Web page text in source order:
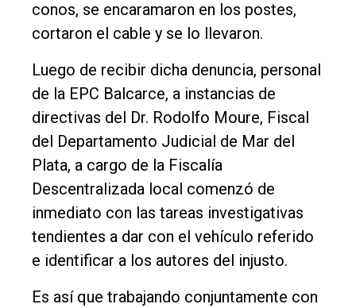
conos, se encaramaron en los postes,
cortaron el cable y se lo llevaron.
Luego de recibir dicha denuncia, personal
de la EPC Balcarce, a instancias de
directivas del Dr. Rodolfo Moure, Fiscal
del Departamento Judicial de Mar del
Plata, a cargo de la Fiscalía
Descentralizada local comenzó de
inmediato con las tareas investigativas
tendientes a dar con el vehículo referido
e identificar a los autores del injusto.
Es así que trabajando conjuntamente con